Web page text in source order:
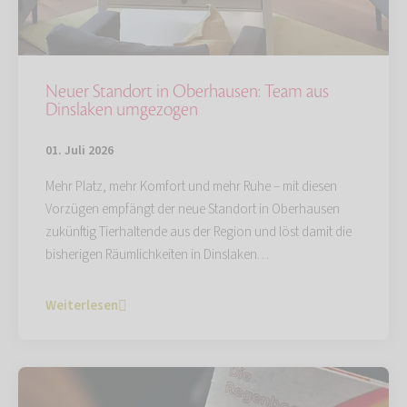
Neuer Standort in Oberhausen: Team aus
Dinslaken umgezogen
01. Juli 2026
Mehr Platz, mehr Komfort und mehr Ruhe – mit diesen
Vorzügen empfängt der neue Standort in Oberhausen
zukünftig Tierhaltende aus der Region und löst damit die
bisherigen Räumlichkeiten in Dinslaken…
Weiterlesen